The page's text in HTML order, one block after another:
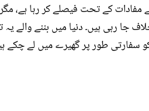
مفادات کے تحت فیصلے کر رہا ہے،
جا رہی ہیں۔ دنیا میں بننے والے
سفارتی طور پر گھیرے میں لے چکے